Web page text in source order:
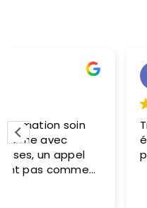
Linda Prieto
Très à l'écoute,
élèves, humain et
passionné !